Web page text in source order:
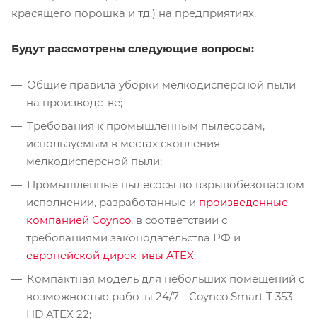
красящего порошка и тд.) на предприятиях.
Будут рассмотрены следующие вопросы:
Общие правила уборки мелкодисперсной пыли
на производстве;
Требования к промышленным пылесосам,
используемым в местах скопления
мелкодисперсной пыли;
Промышленные пылесосы во взрывобезопасном
исполнении, разработанные и произведенные
компанией Coynco, в соответствии с
требованиями законодательства РФ и
европейской директивы ATEX;
Компактная модель для небольших помещений с
возможностью работы 24/7 - Coynco Smart T 353
HD ATEX 22;